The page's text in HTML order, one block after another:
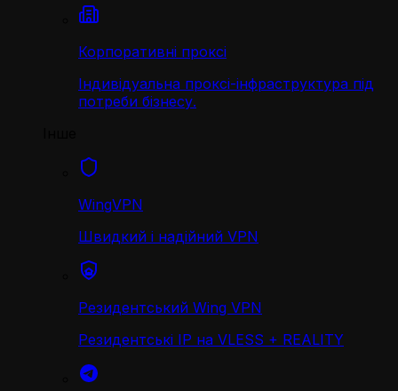
Корпоративні проксі
Індивідуальна проксі-інфраструктура під
потреби бізнесу.
WingVPN
Швидкий і надійний VPN
Резидентський Wing VPN
Резидентські IP на VLESS + REALITY